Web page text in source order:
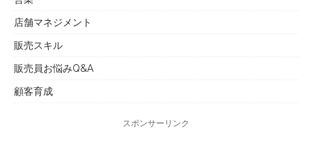
店舗マネジメント
販売スキル
販売員お悩みQ&A
顧客育成
スポンサーリンク